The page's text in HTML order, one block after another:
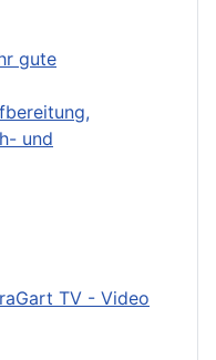
gute
und
TV - Video